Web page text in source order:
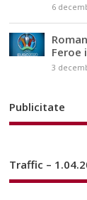
6
Feroe
3
Publicitate
Traffic –